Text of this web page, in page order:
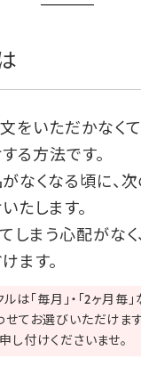
をいただかなく
る方法です。
なくなる頃に、
たします。
しまう心配がなく
ます。
は「毎月」・「2ヶ月毎」
せてお選びいただけま
し付けくださいませ。